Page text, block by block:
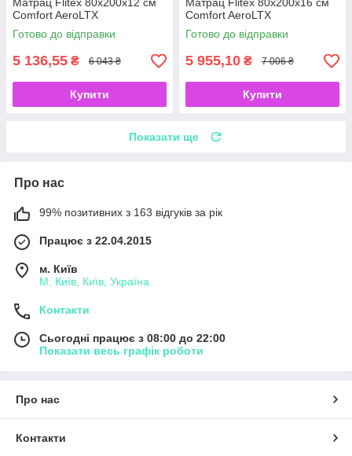
Comfort AeroLTX
Готово до відправки
5 136,55 ₴ 6 043 ₴
Купити
Comfort AeroLTX
Готово до відправки
5 955,10 ₴ 7 006 ₴
Купити
Показати ще
Про нас
99% позитивних з 163 відгуків за рік
Працює з 22.04.2015
м. Київ
М. Київ, Київ, Україна
Контакти
Сьогодні працює з 08:00 до 22:00
Показати весь графік роботи
Про нас
Контакти